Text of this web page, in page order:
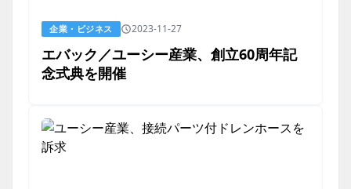
企業・ビジネス 2023-11-27
エバック／ユーシー産業、創立60周年記
念式典を開催